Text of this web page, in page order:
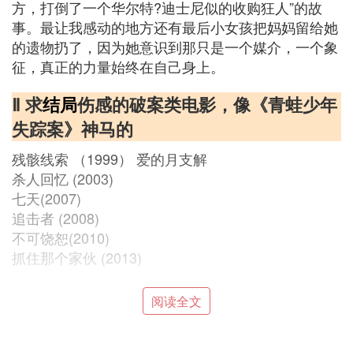
方，打倒了一个华尔特?迪士尼似的收购狂人”的故
事。最让我感动的地方还有最后小女孩把妈妈留给她
的遗物扔了，因为她意识到那只是一个媒介，一个象
征，真正的力量始终在自己身上。
Ⅱ 求结局伤感的破案类电影，像《青蛙少年
失踪案》神马的
残骸线索 （1999） 爱的月支解
杀人回忆 (2003)
七天(2007)
追击者 (2008)
不可饶恕(2010)
抓住那个家伙 (2013)
阅读全文